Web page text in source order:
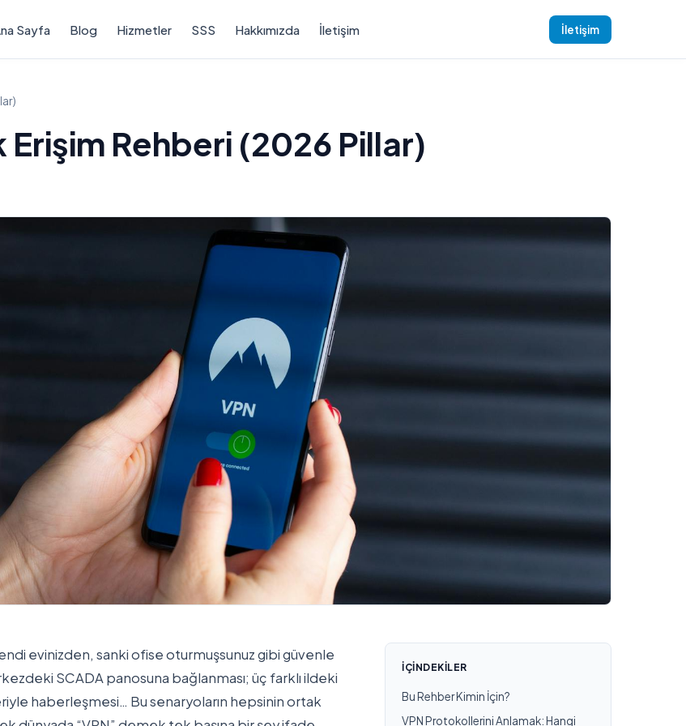
Sayfa Blog Hizmetler SSS Hakkımızda İletişim İletişim
Erişim Rehberi (2026 Pillar)
evinizden, sanki ofise oturmuşsunuz gibi güvenle
SCADA panosuna bağlanması; üç farklı ildeki
haberleşmesi… Bu senaryoların hepsinin ortak
İÇINDEKILER
Bu Rehber Kimin İçin?
VPN Protokollerini Anlamak: Hangi